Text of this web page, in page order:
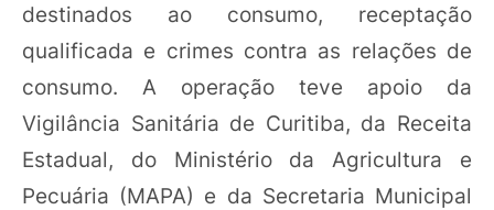
destinados ao consumo, receptação
qualificada e crimes contra as relações de
consumo. A operação teve apoio da
Vigilância Sanitária de Curitiba, da Receita
Estadual, do Ministério da Agricultura e
Pecuária (MAPA) e da Secretaria Municipal